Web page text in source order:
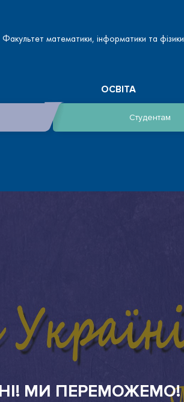
Факультет математики, інформатики та фізики
ОСВІТА
Студентам